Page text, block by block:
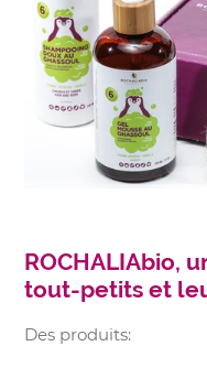
ROCHALIAbio,
tout-petits et
Des produits: